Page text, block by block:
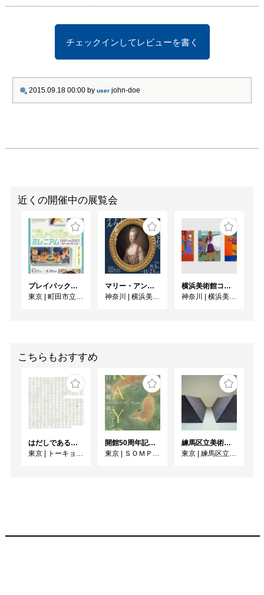
チェックインしてレビューを書く
2015.09.18 00:00 by user john-doe
近くの開催中の展覧会
プレイバック！ミレニアム1991→2001 版画が／版画で越えた境界
東京
町田市立国際版画美術館
マリー・アントワネット・スタイル
神奈川
横浜美術館
横浜美術館コレクション展 海をこえてゆく彼女
神奈川
横浜美術館
こちらもおすすめ
はだしであるく [トーキョーアーツアンドスペースレジデンス2026 成果発表展 ]
東京
トーキョーアーツアンドスペース本郷
開館50周年記念 山口華楊展
東京
ＳＯＭＰＯ美術館
練馬区立美術館コレクション 若林奮－Run and Rest－｜寺田真由美－不在の存在－
東京
練馬区立美術館